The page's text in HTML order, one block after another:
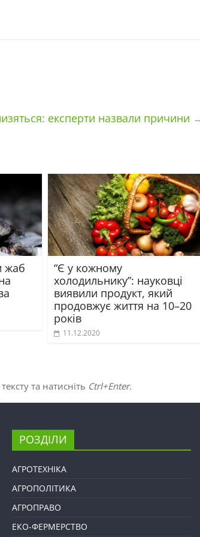
експерти назвали причини
жаб
“Є у кожному
холодильнику”: науковці
виявили продукт, який
продовжує життя на 10–20
років
11.12.2020
та натисніть Ctrl+Enter.
РОЗДІЛИ
АГРОТЕХНІКА
АГРОПОЛІТИКА
АГРОПРАВО
ЕКО-ФЕРМЕРСТВО